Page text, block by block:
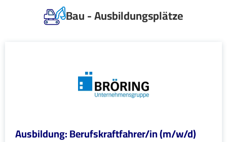
Bau - Ausbildungsplätze
Ausbildung: Berufskraftfahrer/in (m/w/d)